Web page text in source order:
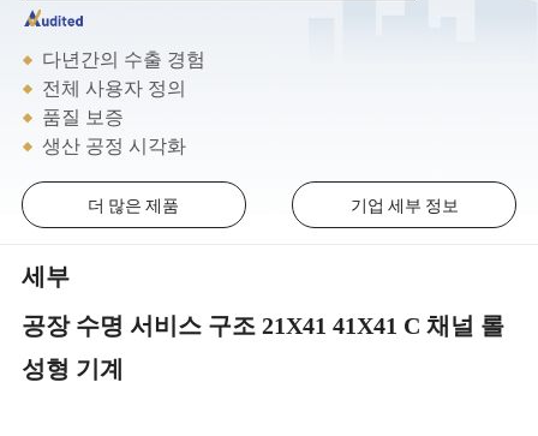
다년간의 수출 경험
전체 사용자 정의
품질 보증
생산 공정 시각화
더 많은 제품 기업 세부 정보
세부
공장 수명 서비스 구조 21X41 41X41 C 채널 롤
성형 기계